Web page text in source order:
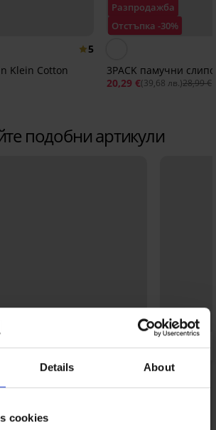
Details About
cookies
5
Klein Cotton
Разпродажба
Отстъпка -30%
3PACK памучни
20,29 €(39,68 лв.)28,99 €
подобни артикули